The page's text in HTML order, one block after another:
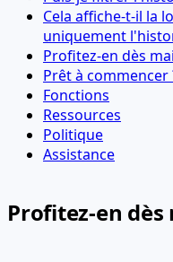
Cela affiche-t-il la
uniquement
Profitez-en dès
Prêt à commencer
Fonctions
Ressources
Politique
Assistance
Profitez-en